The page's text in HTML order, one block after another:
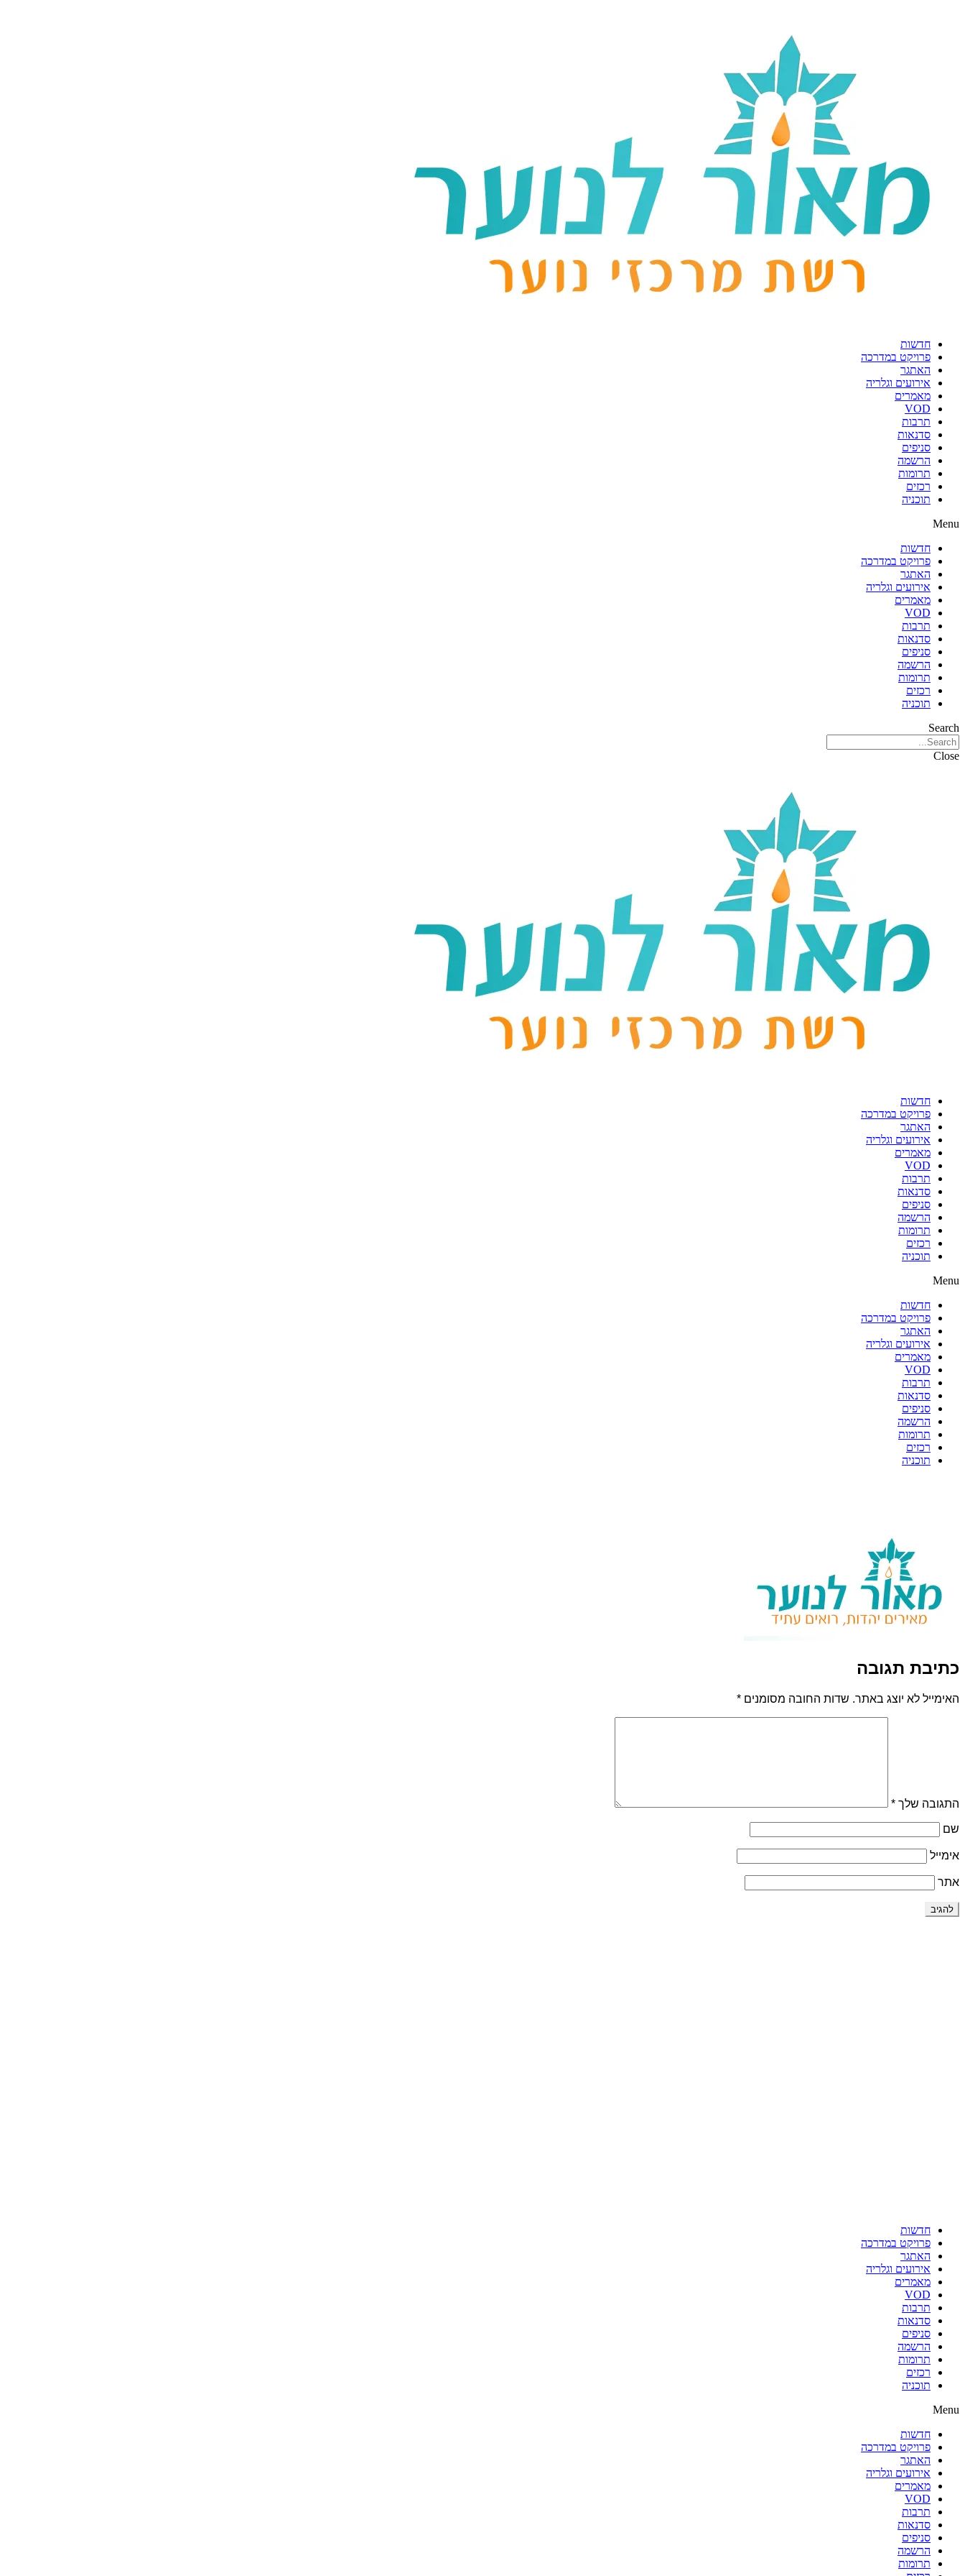
חדשות
פרויקט במדרכה
האתגר
אירועים וגלריה
מאמרים
VOD
תרבות
סדנאות
סניפים
הרשמה
תרומות
רכזים
תוכניה
Menu
חדשות
פרויקט במדרכה
האתגר
אירועים וגלריה
מאמרים
VOD
תרבות
סדנאות
סניפים
הרשמה
תרומות
רכזים
תוכניה
Search
Close
חדשות
פרויקט במדרכה
האתגר
אירועים וגלריה
מאמרים
VOD
תרבות
סדנאות
סניפים
הרשמה
תרומות
רכזים
תוכניה
Menu
חדשות
פרויקט במדרכה
האתגר
אירועים וגלריה
מאמרים
VOD
תרבות
סדנאות
סניפים
הרשמה
תרומות
רכזים
תוכניה
כתיבת תגובה
האימייל לא יוצג באתר. שדות החובה מסומנים *
התגובה שלך *
שם
אימייל
אתר
חדשות
פרויקט במדרכה
האתגר
אירועים וגלריה
מאמרים
VOD
תרבות
סדנאות
סניפים
הרשמה
תרומות
רכזים
תוכניה
Menu
חדשות
פרויקט במדרכה
האתגר
אירועים וגלריה
מאמרים
VOD
תרבות
סדנאות
סניפים
הרשמה
תרומות